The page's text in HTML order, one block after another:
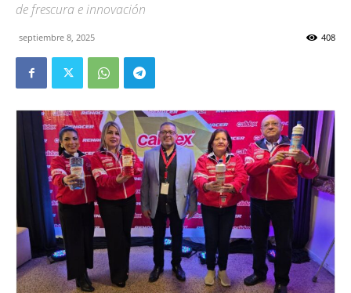
de frescura e innovación
septiembre 8, 2025 408